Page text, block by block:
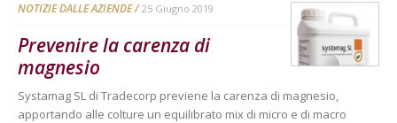
NOTIZIE DALLE AZIENDE 25 Giugno 2019
Prevenire la carenza di
magnesio
Systamag SL di Tradecorp previene la carenza di magnesio,
apportando alle colture un equilibrato mix di micro e di macro